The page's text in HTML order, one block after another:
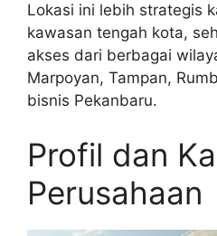
Lokasi ini lebih strategis
kawasan tengah kota,
akses dari berbagai
Marpoyan, Tampan,
bisnis Pekanbaru.
Profil dan
Perusahaan